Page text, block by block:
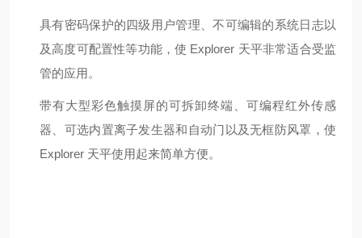
具有密码保护的四级用户管理、不可编辑的系统日志以
及高度可配置性等功能，使 Explorer 天平非常适合受监
管的应用。
带有大型彩色触摸屏的可拆卸终端、可编程红外传感
器、可选内置离子发生器和自动门以及无框防风罩，使
Explorer 天平使用起来简单方便。